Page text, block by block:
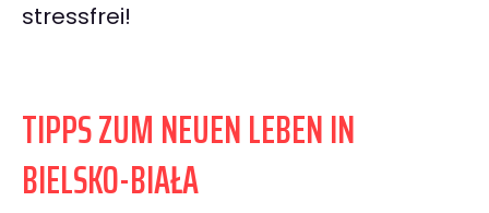
stressfrei!
TIPPS ZUM NEUEN LEBEN IN
BIELSKO-BIAŁA